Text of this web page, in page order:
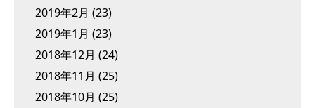
2019年2月 (23)
2019年1月 (23)
2018年12月 (24)
2018年11月 (25)
2018年10月 (25)